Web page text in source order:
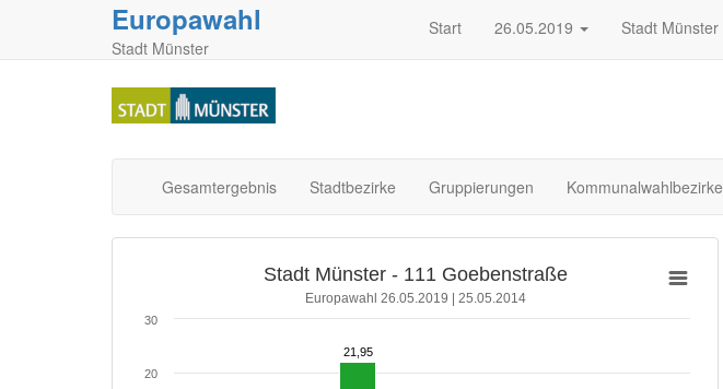
Europawahl
Stadt Münster
Start 26.05.2019 Stadt Münster
Gesamtergebnis Stadtbezirke Gruppierungen Kommunalwahlbezirke
Stadt Münster - 111 Goebenstraße
Europawahl 26.05.2019 | 25.05.2014
21,95
21,95
20
30